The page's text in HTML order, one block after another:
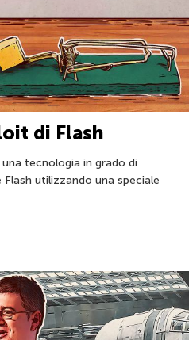
di Flash
tecnologia in grado di
utilizzando una speciale